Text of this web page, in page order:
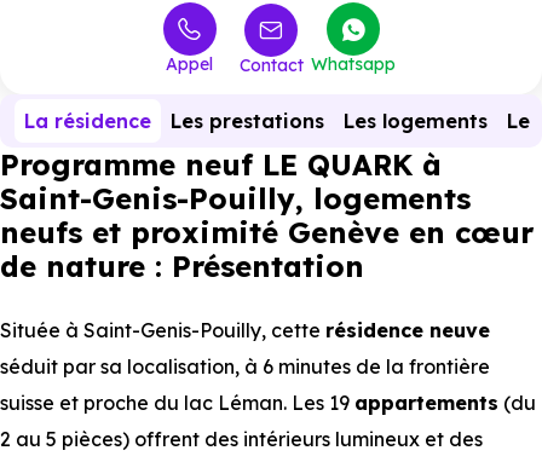
Appel Contact Whatsapp
La résidence Les prestations Les logements Le
Programme neuf LE QUARK à
Saint-Genis-Pouilly, logements
neufs et proximité Genève en cœur
de nature : Présentation
Située à Saint-Genis-Pouilly, cette résidence neuve
séduit par sa localisation, à 6 minutes de la frontière
suisse et proche du lac Léman. Les 19 appartements (du
2 au 5 pièces) offrent des intérieurs lumineux et des